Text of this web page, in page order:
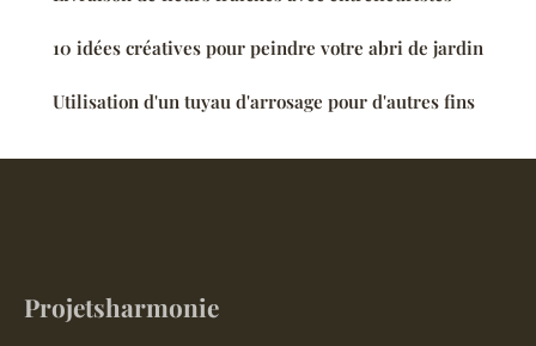
10 idées créatives pour peindre votre abri de jardin
Utilisation d'un tuyau d'arrosage pour d'autres fins
Projetsharmonie